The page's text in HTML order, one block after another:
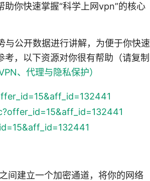
你快速掌握“科学上网vpn”的核心
公开数据进行讲解，为便于你快速
考，以下资源对你很有帮助（请复制
、代理与隐私保护）
间建立一个加密通道，将你的网络